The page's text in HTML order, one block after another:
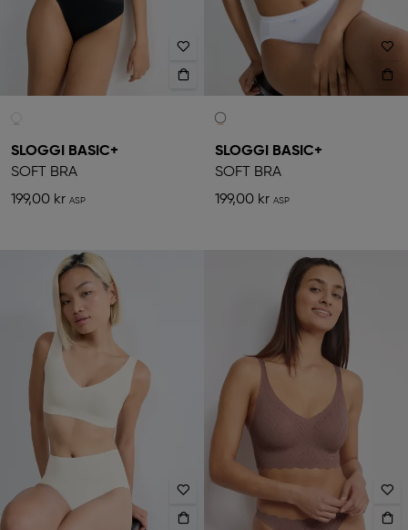
SLOGGI BASIC+
SOFT BRA
199,00 kr
SLOGGI BASIC+
SOFT BRA
199,00 kr